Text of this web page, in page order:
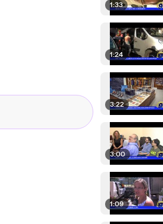
1:33
1:24
3:22
3:00
1:09